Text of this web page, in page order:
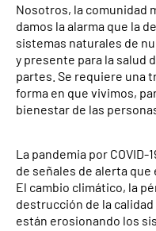
Nosotros, la comunidad
damos la alarma que la
sistemas naturales de
y presente para la salud
partes. Se requiere una
forma en que vivimos,
bienestar de las
La pandemia por
de señales de alerta que
El cambio climático, la
destrucción de la
están erosionando los